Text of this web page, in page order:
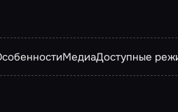
МедиаДоступные